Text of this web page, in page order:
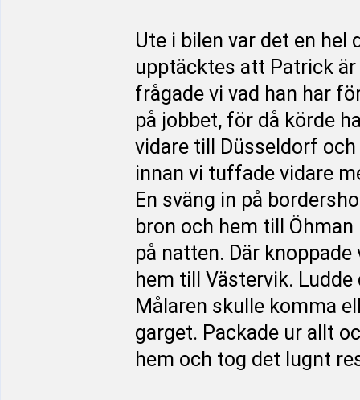
Ute i bilen var det en hel
upptäcktes att Patrick
frågade vi vad han har
på jobbet, för då körde
vidare till Düsseldorf
innan vi tuffade vidare
En sväng in på
bron och hem till
på natten. Där
hem till Västervik.
Målaren skulle komma
garget. Packade ur allt
hem och tog det lugnt